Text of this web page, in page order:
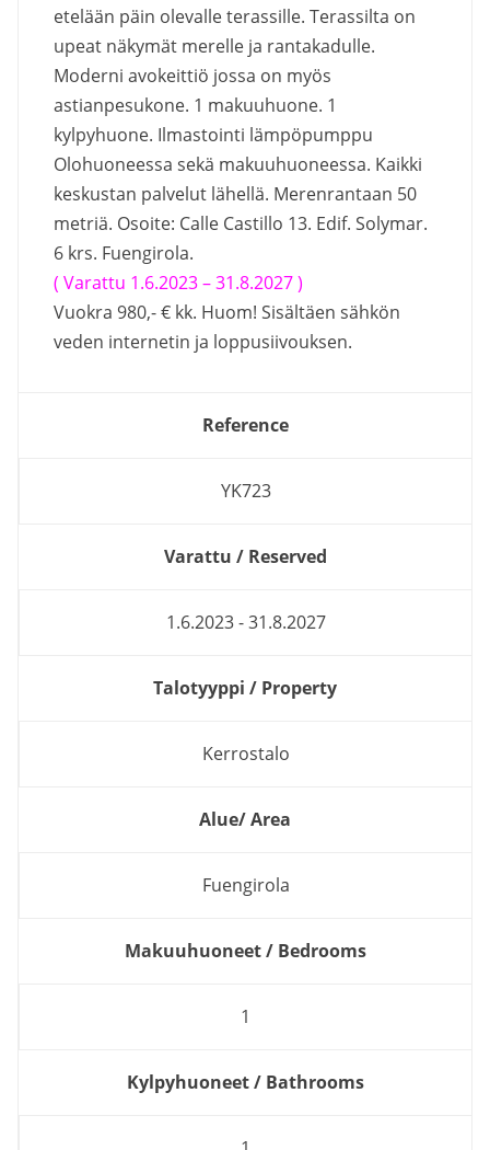
etelään päin olevalle terassille. Terassilta on
upeat näkymät merelle ja rantakadulle.
Moderni avokeittiö jossa on myös
astianpesukone. 1 makuuhuone. 1
kylpyhuone. Ilmastointi lämpöpumppu
Olohuoneessa sekä makuuhuoneessa. Kaikki
keskustan palvelut lähellä. Merenrantaan 50
metriä. Osoite: Calle Castillo 13. Edif. Solymar.
6 krs. Fuengirola.
( Varattu 1.6.2023 – 31.8.2027 )
Vuokra 980,- € kk. Huom! Sisältäen sähkön
veden internetin ja loppusiivouksen.
Reference
YK723
Varattu / Reserved
1.6.2023 - 31.8.2027
Talotyyppi / Property
Kerrostalo
Alue/ Area
Fuengirola
Makuuhuoneet / Bedrooms
1
Kylpyhuoneet / Bathrooms